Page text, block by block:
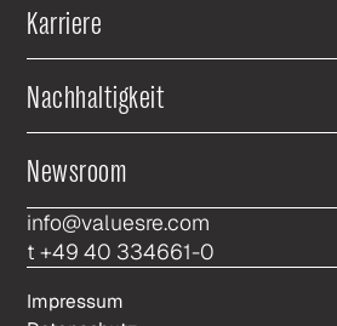
info@valuesre.com
t +49 40 334661-0
Impressum
Karriere
Nachhaltigkeit
Newsroom